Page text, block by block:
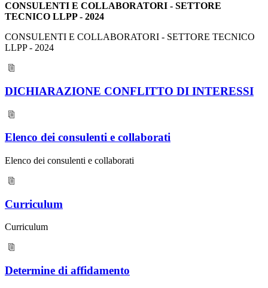
CONSULENTI E COLLABORATORI - SETTORE
TECNICO LLPP - 2024
CONSULENTI E COLLABORATORI - SETTORE TECNICO
LLPP - 2024
DICHIARAZIONE CONFLITTO DI INTERESSI
Elenco dei consulenti e collaborati
Elenco dei consulenti e collaborati
Curriculum
Curriculum
Determine di affidamento